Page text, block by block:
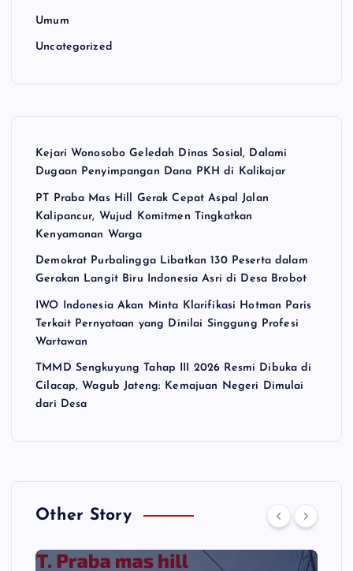
Umum
Uncategorized
Kejari Wonosobo Geledah Dinas Sosial, Dalami
Dugaan Penyimpangan Dana PKH di Kalikajar
PT Praba Mas Hill Gerak Cepat Aspal Jalan
Kalipancur, Wujud Komitmen Tingkatkan
Kenyamanan Warga
Demokrat Purbalingga Libatkan 130 Peserta dalam
Gerakan Langit Biru Indonesia Asri di Desa Brobot
IWO Indonesia Akan Minta Klarifikasi Hotman Paris
Terkait Pernyataan yang Dinilai Singgung Profesi
Wartawan
TMMD Sengkuyung Tahap III 2026 Resmi Dibuka di
Cilacap, Wagub Jateng: Kemajuan Negeri Dimulai
dari Desa
Other Story